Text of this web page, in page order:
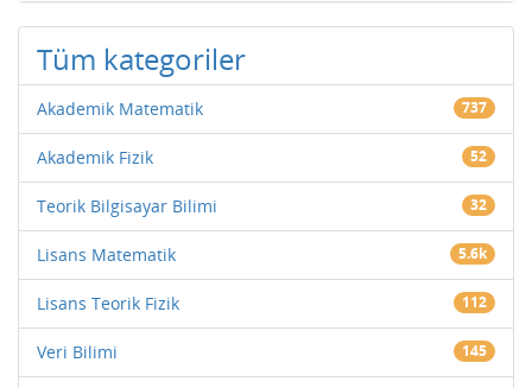
Tüm kategoriler
Akademik Matematik 737
Akademik Fizik 52
Teorik Bilgisayar Bilimi 32
Lisans Matematik 5.6k
Lisans Teorik Fizik 112
Veri Bilimi 145